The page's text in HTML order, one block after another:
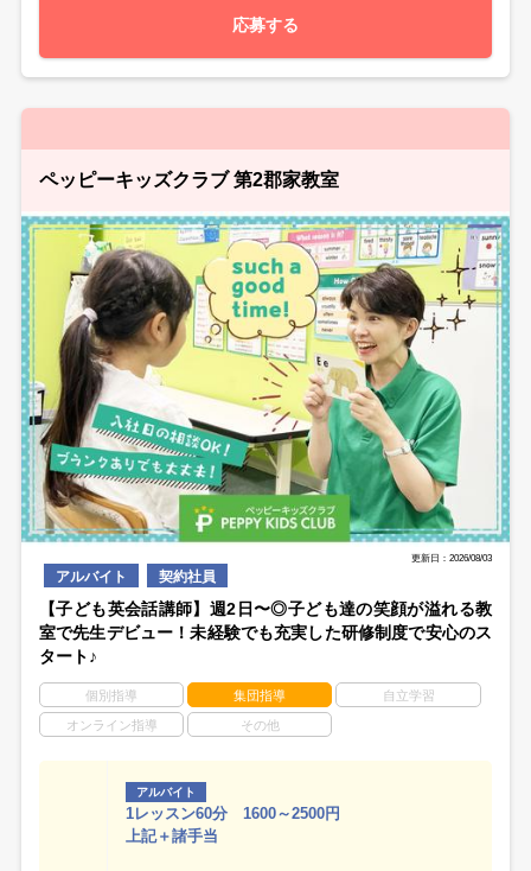
応募する
ペッピーキッズクラブ 第2郡家教室
更新日：2026/08/03
アルバイト 契約社員
【子ども英会話講師】週2日〜◎子ども達の笑顔が溢れる教
室で先生デビュー！未経験でも充実した研修制度で安心のス
タート♪
個別指導 集団指導 自立学習
オンライン指導 その他
アルバイト
1レッスン60分 1600～2500円
上記＋諸手当